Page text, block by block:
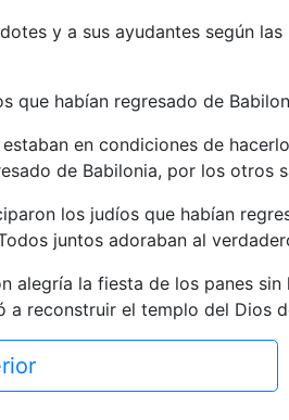
y a sus ayudantes según
que habían regresado de
en condiciones de
de Babilonia, por los otros
los judíos que habían
juntos adoraban al
alegría la fiesta de los panes
a reconstruir el templo del Dios